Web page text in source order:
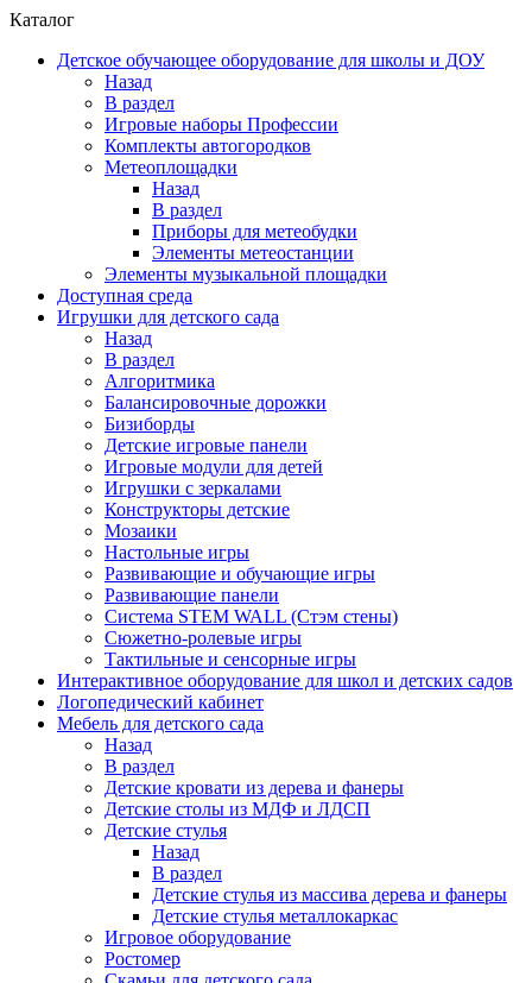
Каталог
Детское обучающее оборудование для школы и ДОУ
Назад
В раздел
Игровые наборы Профессии
Комплекты автогородков
Метеоплощадки
Назад
В раздел
Приборы для метеобудки
Элементы метеостанции
Элементы музыкальной площадки
Доступная среда
Игрушки для детского сада
Назад
В раздел
Алгоритмика
Балансировочные дорожки
Бизиборды
Детские игровые панели
Игровые модули для детей
Игрушки с зеркалами
Конструкторы детские
Мозаики
Настольные игры
Развивающие и обучающие игры
Развивающие панели
Система STEM WALL (Cтэм стены)
Сюжетно-ролевые игры
Тактильные и сенсорные игры
Интерактивное оборудование для школ и детских садов
Логопедический кабинет
Мебель для детского сада
Назад
В раздел
Детские кровати из дерева и фанеры
Детские столы из МДФ и ЛДСП
Детские стулья
Назад
В раздел
Детские стулья из массива дерева и фанеры
Детские стулья металлокаркас
Игровое оборудование
Ростомер